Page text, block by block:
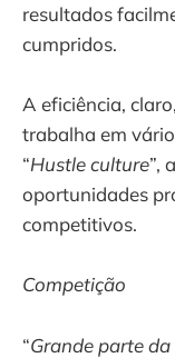
resultados
cumpridos.
A eficiência,
trabalha em
“Hustle culture”,
oportunidades
competitivos.
Competição
“Grande parte